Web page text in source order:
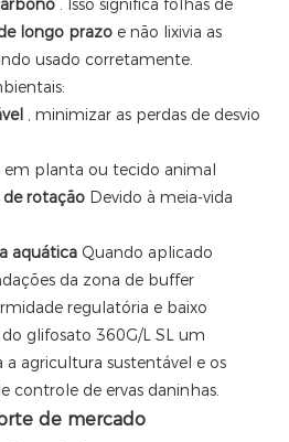
. Isso significa folhas de
longo prazo e não lixivia as
usado corretamente.
, minimizar as perdas de desvio
em planta ou tecido animal
rotação Devido à meia-vida
aquática Quando aplicado
da zona de buffer
regulatória e baixo
glifosato 360G/L SL um
agricultura sustentável e os
controle de ervas daninhas.
de mercado